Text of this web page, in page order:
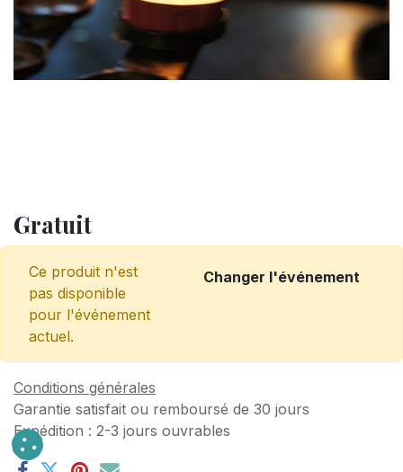
Gratuit
Ce produit n'est
pas disponible
pour l'événement
actuel.
Changer l'événement
Conditions générales
Garantie satisfait ou remboursé de 30 jours
Expédition : 2-3 jours ouvrables